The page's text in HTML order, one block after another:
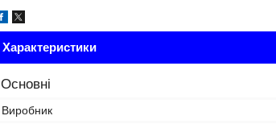
Характеристики
Основні
Виробник